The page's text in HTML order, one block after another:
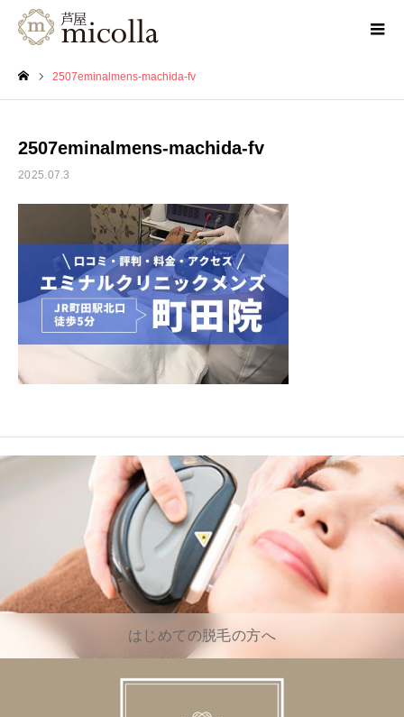
2507eminalmens-machida-fv
2507eminalmens-machida-fv
2025.07.3
はじめての脱毛の方へ